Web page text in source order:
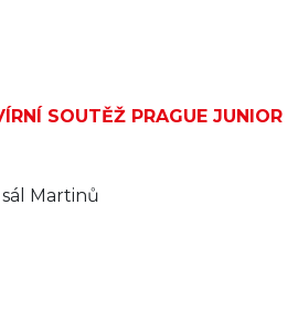
SOUTĚŽ PRAGUE JUNIOR
sál Martinů